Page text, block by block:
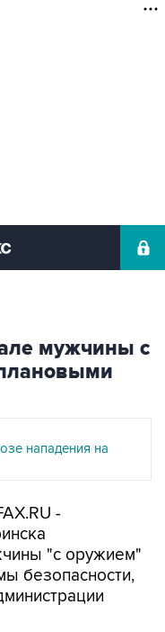
мужчины с
нападения на
-
"с оружием"
безопасности,